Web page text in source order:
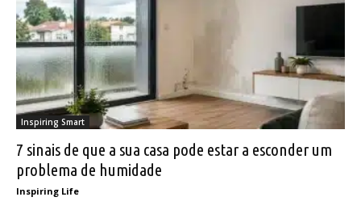
Inspiring Smart
7 sinais de que a sua casa pode estar a esconder um
problema de humidade
Inspiring Life